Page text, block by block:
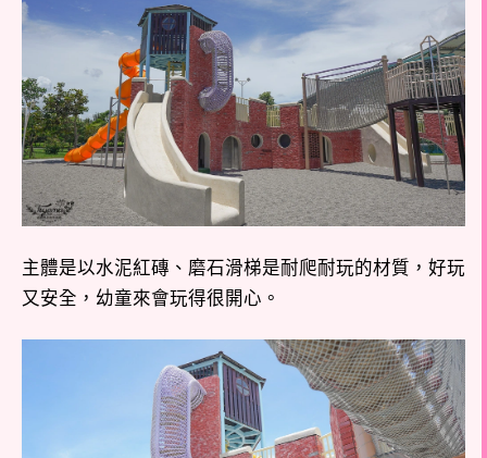
主體是以水泥紅磚、磨石滑梯是耐爬耐玩的材質，好玩
又安全，幼童來會玩得很開心。